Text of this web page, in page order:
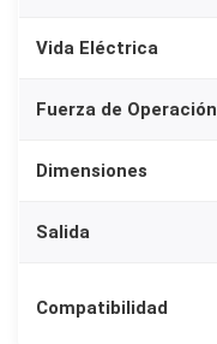
r
A
d
i
o
Vida Eléctrica
Fuerza de Operación
Dimensiones
Salida
Compatibilidad